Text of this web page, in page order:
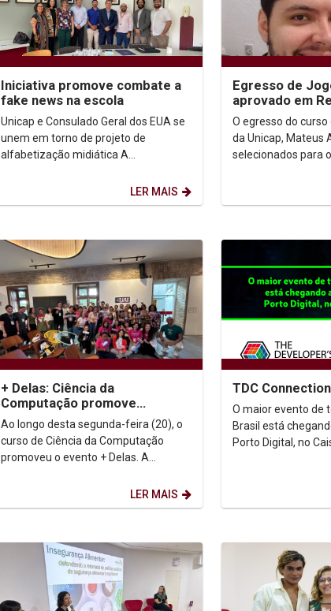
Iniciativa promove combate a
fake news na escola
Unicap e Consulado Geral dos EUA se
unem em torno de projeto de
alfabetização midiática A
(Unicap) e o Consulado Geral...LER MAIS
Egresso de
aprovado em
Software da
O egresso do
da Unicap, Mateus
selecionados para
+ Delas: Ciência da
Computação promove
palestras sobre mulheres e
tecnologia
Ao longo desta segunda-feira (20), o
curso de Ciência da Computação
promoveu o evento + Delas. A
LER MAIS
TDC
O maior evento de
Brasil está
Porto Digital, no Cais